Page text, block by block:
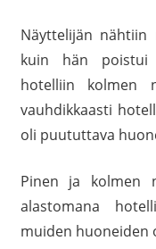
Näyttelijän nähtiin
kuin hän poistui
hotelliin kolmen
vauhdikkaasti
oli puututtava
Pinen ja kolmen
alastomana
muiden huoneiden